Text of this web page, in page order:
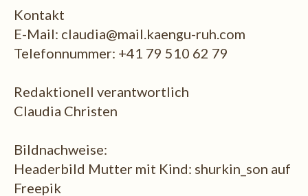
Kontakt
E-Mail: claudia@mail.kaengu-ruh.com
Telefonnummer: +41 79 510 62 79
Redaktionell verantwortlich
Claudia Christen
Bildnachweise:
Headerbild Mutter mit Kind: shurkin_son auf
Freepik